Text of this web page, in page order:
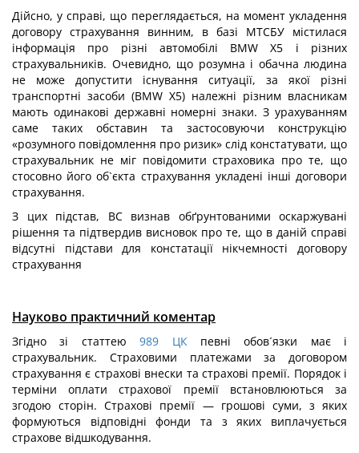
Дійсно, у справі, що переглядається, на момент укладення
договору страхування винним, в базі МТСБУ містилася
інформація про різні автомобілі BMW X5 і різних
страхувальників. Очевидно, що розумна і обачна людина
не може допустити існування ситуації, за якої різні
транспортні засоби (BMW X5) належні різним власникам
мають одинакові державні номерні знаки. З урахуванням
саме таких обставин та застосовуючи конструкцію
«розумного повідомлення про ризик» слід констатувати, що
страхувальник не міг повідомити страховика про те, що
стосовно його об`єкта страхування укладені інші договори
страхування.
З цих підстав, ВС визнав обґрунтованими оскаржувані
рішення та підтвердив висновок про те, що в даній справі
відсутні підстави для констатації нікчемності договору
страхування
Науково практичний коментар
Згідно зі статтею 989 ЦКпевні обов´язки має і
страхувальник. Страховими платежами за договором
страхування є страхові внески та страхові премії. Порядок і
терміни оплати страхової премії встановлюються за
згодою сторін. Страхові премії — грошові суми, з яких
формуються відповідні фонди та з яких виплачується
страхове відшкодування.